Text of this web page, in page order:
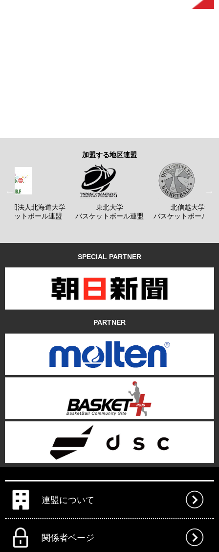
加盟する地区連盟
社団法人北海道大学
ケットボール連盟
東北大学
バスケットボール連盟
北信越大学
バスケットボール連
SPECIAL PARTNER
PARTNER
連盟について
関係者ページ